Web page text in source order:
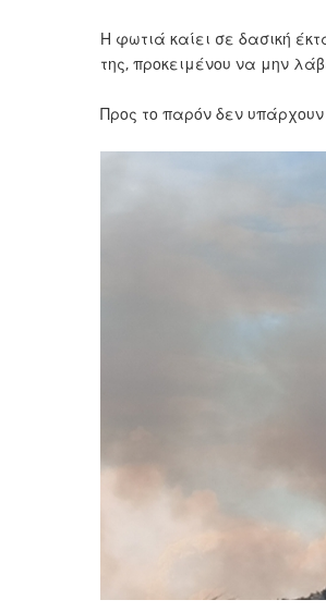
Η φωτιά καίει σε δασική
της, προκειμένου να μην
Προς το παρόν δεν